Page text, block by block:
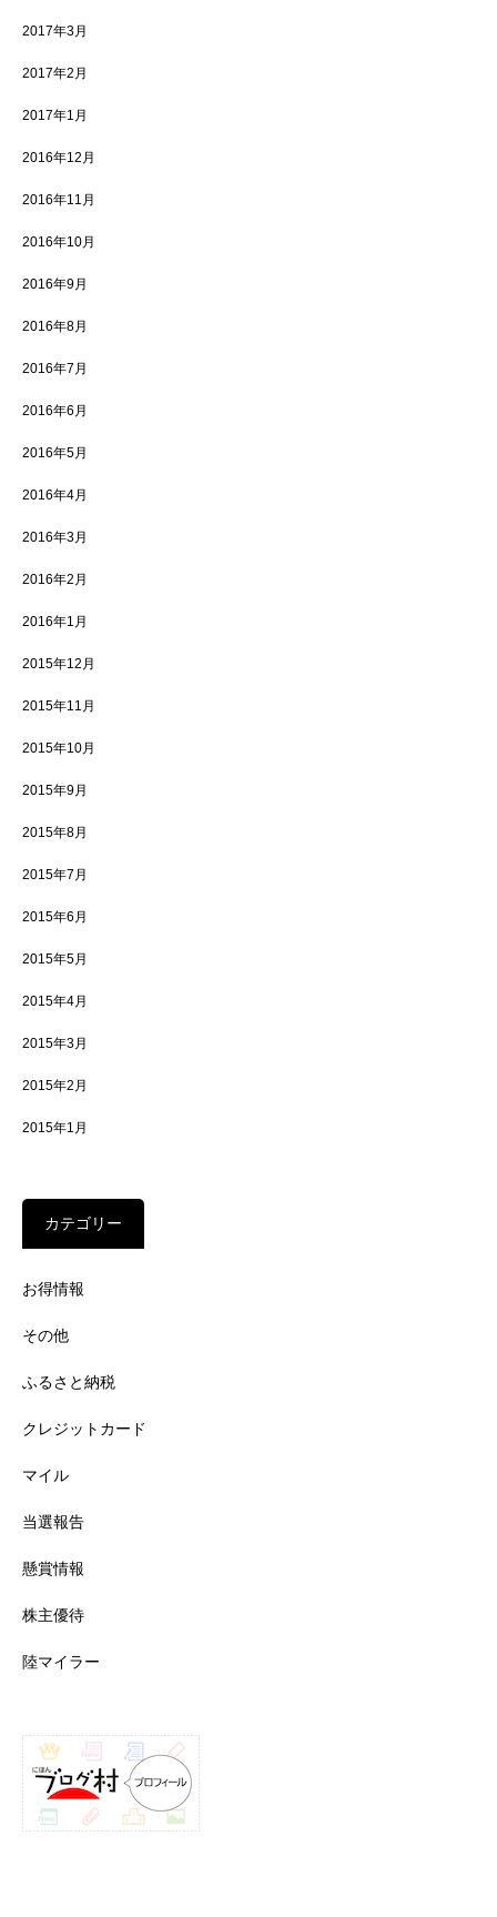
2017年3月
2017年2月
2017年1月
2016年12月
2016年11月
2016年10月
2016年9月
2016年8月
2016年7月
2016年6月
2016年5月
2016年4月
2016年3月
2016年2月
2016年1月
2015年12月
2015年11月
2015年10月
2015年9月
2015年8月
2015年7月
2015年6月
2015年5月
2015年4月
2015年3月
2015年2月
2015年1月
カテゴリー
お得情報
その他
ふるさと納税
クレジットカード
マイル
当選報告
懸賞情報
株主優待
陸マイラー